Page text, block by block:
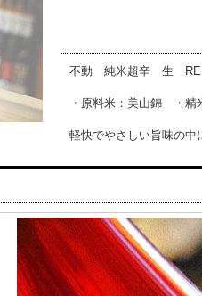
不動 純米超辛 生
・原料米：美山錦 ・精
軽快でやさしい旨味の中